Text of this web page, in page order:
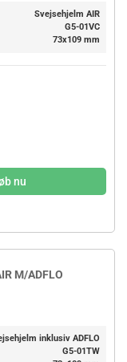
Svejsehjelm AIR
G5-01VC
73x109 mm
nu
M/ADFLO
inklusiv ADFLO
G5-01TW